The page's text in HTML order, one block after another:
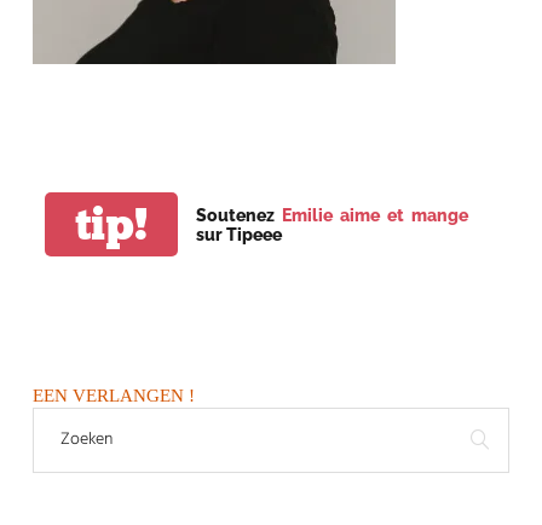
tip! Soutenez Emilie aime et mange
sur Tipeee
EEN VERLANGEN !